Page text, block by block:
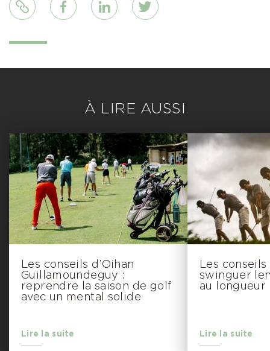
À LIRE AUSSI
Les conseils d’Oihan
Guillamoundeguy :
reprendre la saison de golf
avec un mental solide
Lire la suite
Les
swinguer
au longueur
Lire la suite